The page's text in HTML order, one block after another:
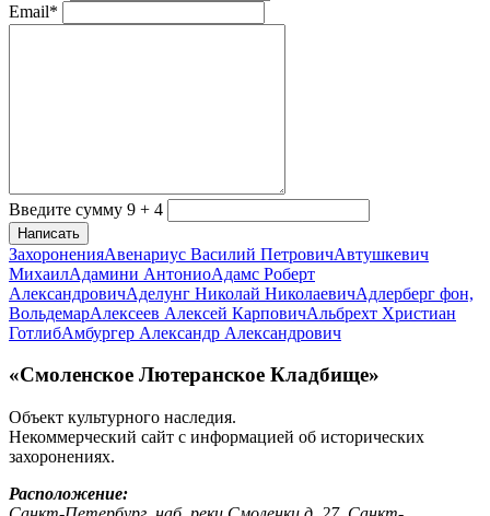
Email*
Введите сумму 9 + 4
Написать
ЗахороненияАвенариус Василий ПетровичАвтушкевич
МихаилАдамини АнтониоАдамс Роберт
АлександровичАделунг Николай НиколаевичАдлерберг фон,
ВольдемарАлексеев Алексей КарповичАльбрехт Христиан
ГотлибАмбургер Александр Александрович
«Смоленское Лютеранское Кладбище»
Объект культурного наследия.
Некоммерческий сайт с информацией об исторических
захоронениях.
Расположение: